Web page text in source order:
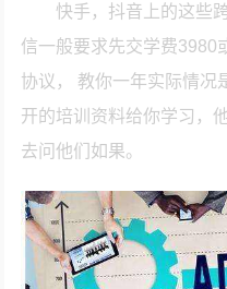
快手，抖音上的这些
信一般要求先交学费3980
协议， 教你一年实际情况
开的培训资料给你学习，
去问他们如果。